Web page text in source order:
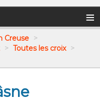
≡
Creuse >
> Toutes les croix >